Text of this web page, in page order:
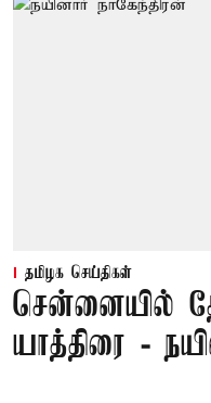
தமிழக செய்திகள்
சென்னையில்
யாத்திரை -